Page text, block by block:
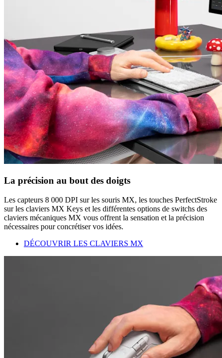
La précision au bout des doigts
Les capteurs 8 000 DPI sur les souris MX, les touches PerfectStroke
sur les claviers MX Keys et les différentes options de switchs des
claviers mécaniques MX vous offrent la sensation et la précision
nécessaires pour concrétiser vos idées.
DÉCOUVRIR LES CLAVIERS MX